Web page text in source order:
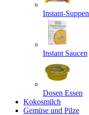
Instant-Suppen
Instant Saucen
Dosen Essen
Kokosmilch
Gemüse und Pilze